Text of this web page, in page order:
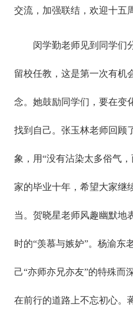
交流，加强联结，欢迎十五
闵学勤老师见到同学们
留校任教，这是第一次有机
念。她鼓励同学们，要在变
找到自己。张玉林老师回顾
象，用“没有沾染太多俗气
家的毕业十年，希望大家继
当。贺晓星老师风趣幽默地
时的“羡慕与嫉妒”。杨渝东
己“亦师亦兄亦友”的特殊而
在前行的道路上不忘初心。